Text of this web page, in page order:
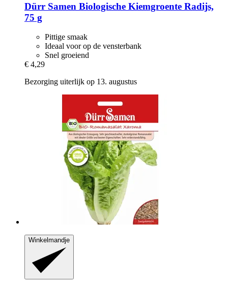
Dürr Samen Biologische Kiemgroente Radijs,
75 g
Pittige smaak
Ideaal voor op de vensterbank
Snel groeiend
€ 4,29
Bezorging uiterlijk op 13. augustus
Winkelmandje